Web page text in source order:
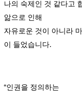
나의 숙제인 것 같다고
앎으로 인해
자유로운 것이 아니라
이 들었습니다.
“인권을 정의하는